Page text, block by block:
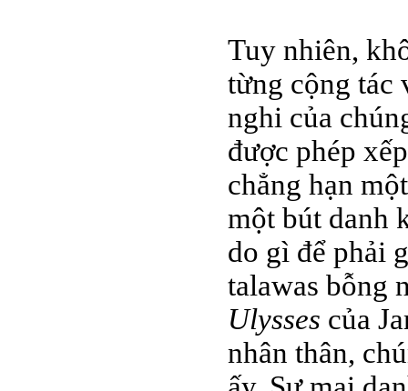
Tuy nhiên,
từng cộng tác
nghi của
được phép
chẳng hạn
một bút danh
do gì để phải
talawas bỗng
Ulysses của
nhân thân,